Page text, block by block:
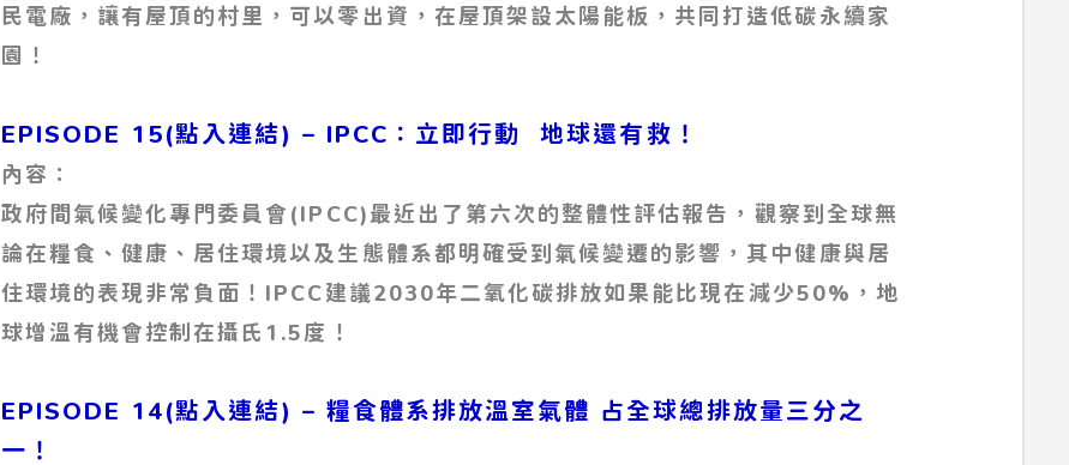
民電廠，讓有屋頂的村里，可以零出資，在屋頂架設太陽能板，共同打造低碳永續家
園！
EPISODE 15(點入連結) – IPCC：立即行動 地球還有救！
內容：
政府間氣候變化專門委員會(IPCC)最近出了第六次的整體性評估報告，觀察到全球無
論在糧食、健康、居住環境以及生態體系都明確受到氣候變遷的影響，其中健康與居
住環境的表現非常負面！IPCC建議2030年二氧化碳排放如果能比現在減少50%，地
球增溫有機會控制在攝氏1.5度！
EPISODE 14(點入連結) – 糧食體系排放溫室氣體 占全球總排放量三分之
一！